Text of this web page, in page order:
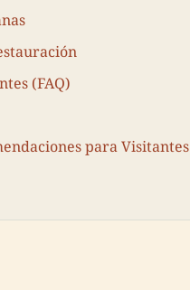
(FAQ)
para Visitantes